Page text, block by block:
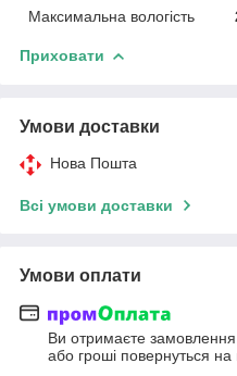
Максимальна вологість
Приховати
Умови доставки
Нова Пошта
Всі умови доставки
Умови оплати
Ви отримаєте замовлення
або гроші повернуться на